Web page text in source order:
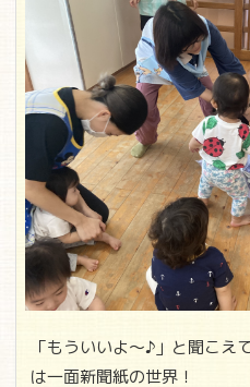
「もういいよ～♪」と聞こえ
は一面新聞紙の世界！